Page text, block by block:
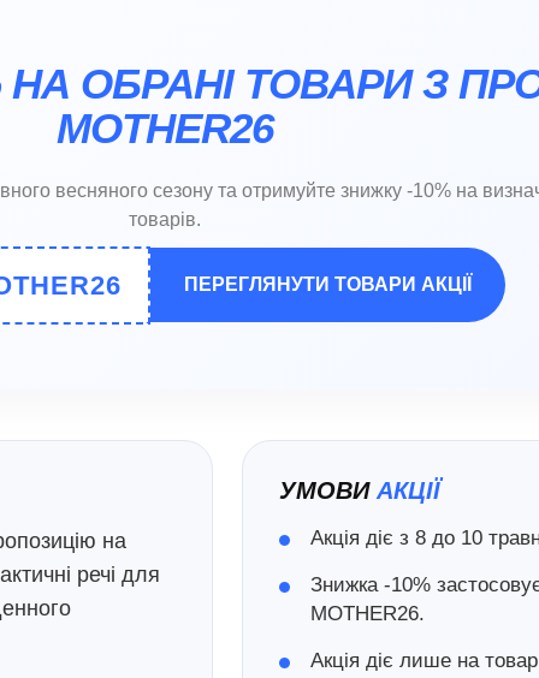
НА ОБРАНІ ТОВАРИ З
MOTHER26
весняного сезону та отримуйте знижку -10% на
товарів.
ПЕРЕГЛЯНУТИ ТОВАРИ АКЦІЇ
на
речі для
УМОВИАКЦІЇ
Акція діє з 8 до 10
Знижка -10%
MOTHER26.
Акція діє лише на